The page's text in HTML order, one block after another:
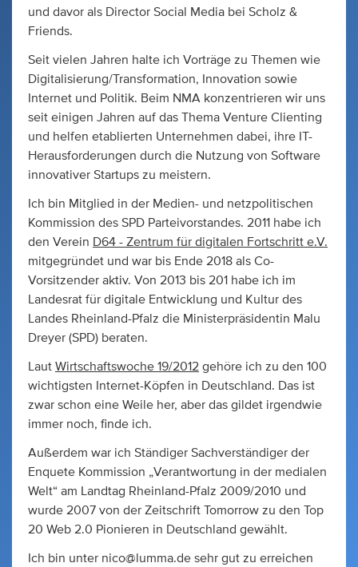
und davor als Director Social Media bei Scholz &
Friends.
Seit vielen Jahren halte ich Vorträge zu Themen wie
Digitalisierung/Transformation, Innovation sowie
Internet und Politik. Beim NMA konzentrieren wir uns
seit einigen Jahren auf das Thema Venture Clienting
und helfen etablierten Unternehmen dabei, ihre IT-
Herausforderungen durch die Nutzung von Software
innovativer Startups zu meistern.
Ich bin Mitglied in der Medien- und netzpolitischen
Kommission des SPD Parteivorstandes. 2011 habe ich
den Verein D64 - Zentrum für digitalen Fortschritt e.V.
mitgegründet und war bis Ende 2018 als Co-
Vorsitzender aktiv. Von 2013 bis 201 habe ich im
Landesrat für digitale Entwicklung und Kultur des
Landes Rheinland-Pfalz die Ministerpräsidentin Malu
Dreyer (SPD) beraten.
Laut Wirtschaftswoche 19/2012 gehöre ich zu den 100
wichtigsten Internet-Köpfen in Deutschland. Das ist
zwar schon eine Weile her, aber das gildet irgendwie
immer noch, finde ich.
Außerdem war ich Ständiger Sachverständiger der
Enquete Kommission „Verantwortung in der medialen
Welt“ am Landtag Rheinland-Pfalz 2009/2010 und
wurde 2007 von der Zeitschrift Tomorrow zu den Top
20 Web 2.0 Pionieren in Deutschland gewählt.
Ich bin unter nico@lumma.de sehr gut zu erreichen